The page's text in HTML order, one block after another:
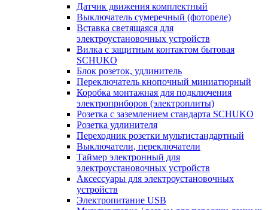
Датчик движения комплектный
Выключатель сумеречный (фотореле)
Вставка светящаяся для
электроустановочных устройств
Вилка с защитным контактом бытовая
SCHUKO
Блок розеток, удлинитель
Переключатель кнопочный миниатюрный
Коробка монтажная для подключения
электроприборов (электроплиты)
Розетка с заземлением стандарта SCHUKO
Розетка удлинителя
Переходник розетки мультистандартный
Выключатели, переключатели
Таймер электронный для
электроустановочных устройств
Аксессуары для электроустановочных
устройств
Электропитание USB